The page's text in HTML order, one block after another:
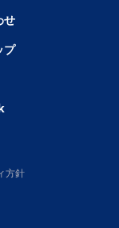
せ
プ
方針